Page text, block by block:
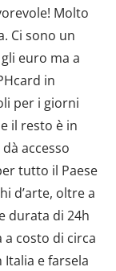
Molto
Ci sono un
euro ma a
in
per i giorni
il resto è in
accesso
tutto il Paese
d’arte, oltre a
durata di 24h
costo di circa
e farsela